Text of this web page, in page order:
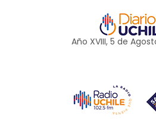
Año XVIII, 5 de